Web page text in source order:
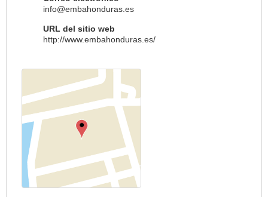
info@embahonduras.es
URL del sitio web
http://www.embahonduras.es/